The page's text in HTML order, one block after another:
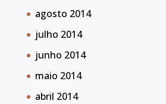
agosto 2014
julho 2014
junho 2014
maio 2014
abril 2014